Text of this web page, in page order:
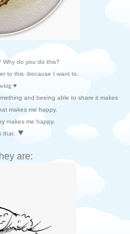
Why do you do this?
to this -because I want to.
♥
and beeing able to share it makes
makes me happy.
makes me happy.
that. ♥
are: